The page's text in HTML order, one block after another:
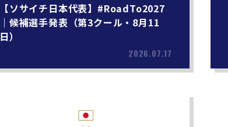
【ソサイチ日本代表】#RoadTo2027
｜候補選手発表（第3クール・8月11
日）
2026.07.17